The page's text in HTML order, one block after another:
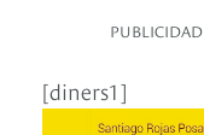
PUBLICIDAD
[diners1]